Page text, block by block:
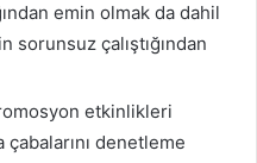
emin olmak da dahil
çalıştığından
etkinlikleri
denetleme